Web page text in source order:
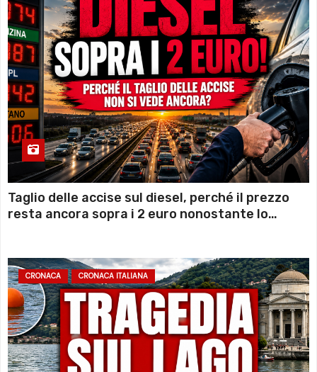
Taglio delle accise sul diesel, perché il prezzo
resta ancora sopra i 2 euro nonostante lo
CRONACA CRONACA ITALIANA